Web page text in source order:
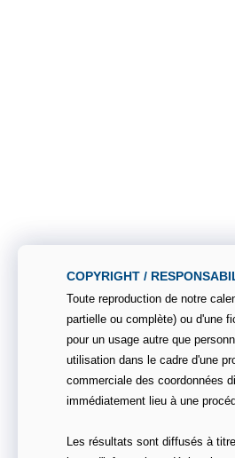
COPYRIGHT /
Toute reproduction de notre
partielle ou complète) ou d'une
pour un usage autre que
utilisation dans le cadre d'une
commerciale des coordonnées
immédiatement lieu à une
Les résultats sont diffusés à